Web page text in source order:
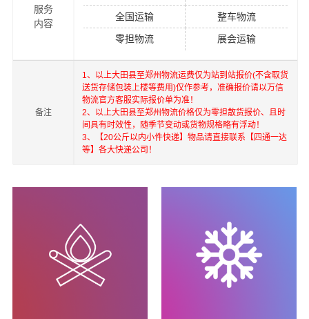
万信在深圳，珠海，大田县，北京，上海，武汉和香港，
澳门，台湾等地具有优势的物流网络资源，依靠国内北
京，上海，深圳为转运中心，业务覆盖公路汽车快运，铁
路特快运输，航空货运代理，仓储物流配送，产品物流，
项目物流，进出口货运代理，并提供上门取货，送货到
门，货物打包，门到门运输等物流相关增值服务，同时在
行业内率先开通内地至到香港，澳门，台湾的物流往返运
输业务，简化了货物进出口操作流程，减少了货物在途时
观，将一如既往地为更多的人和企业提供到更优质的大田
服务
内容
全国运输 整车物流
零担物流 展会运输
备注
1、以上大田县至郑州物流运费仅为站到站报价(不含取货
送货存储包装上楼等费用)仅作参考，准确报价请以万信
物流官方客服实际报价单为准！
2、以上大田县至郑州物流价格仅为零担散货报价、且时
间具有时效性，随季节变动或货物规格略有浮动！
3、【20公斤以内小件快递】物品请直接联系【四通一达
等】各大快递公司！